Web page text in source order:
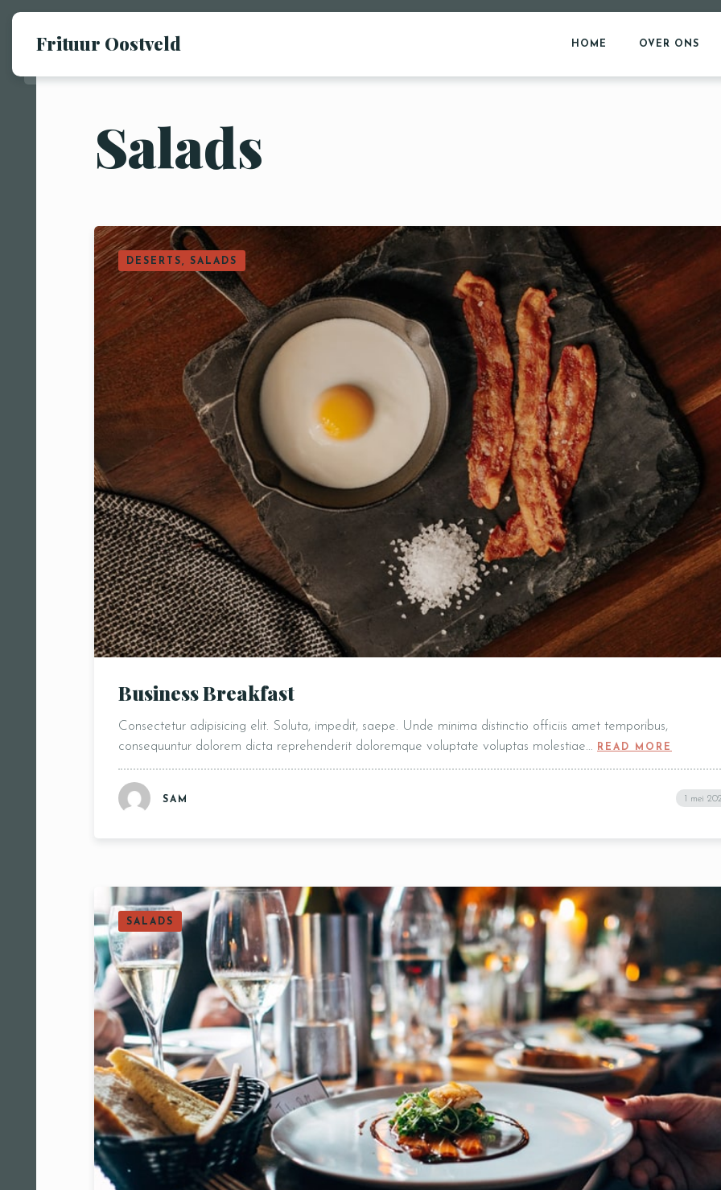
Frituur Oostveld HOME OVER ONS
Salads
DESERTS, SALADS
Business Breakfast
Consectetur adipisicing elit. Soluta, impedit, saepe. Unde minima distinctio officiis amet temporibus,
consequuntur dolorem dicta reprehenderit doloremque voluptate voluptas molestiae…
READ MORE
SAM 1 mei
SALADS